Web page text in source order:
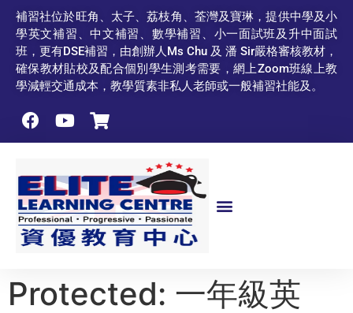
補習社位於旺角、太子、荔枝角、荃灣及寶琳，提供中學及小
學英文補習、中文補習、數學補習、小一面試班及升中面試
班，更有DSE補習，由創辦人Ms Chu 及 潘 Sir嚴格審核教材，
確保教材貼校及配合個別學生測考需要，網上Zoom班線上教
學減輕交通成本，教學質素非私人老師或一般補習社能及。
Protected: 一年級英